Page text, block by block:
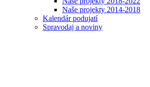
Naše projekty 2014-2018
Kalendár podujatí
Spravodaj a noviny